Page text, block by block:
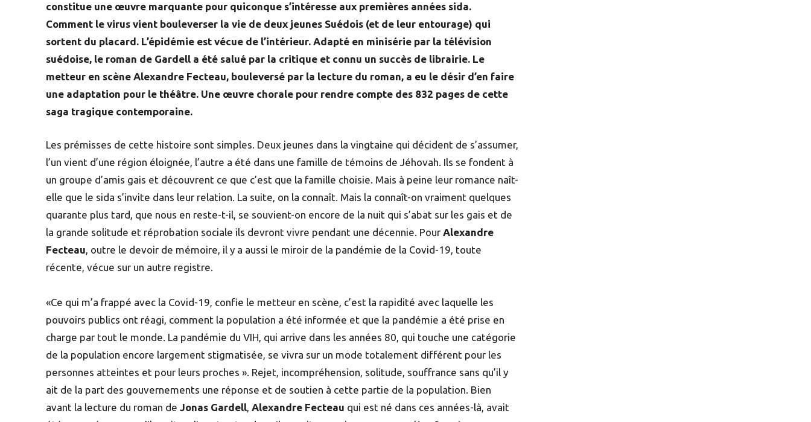
constitue une œuvre marquante pour quiconque s’intéresse aux premières années sida.
Comment le virus vient bouleverser la vie de deux jeunes Suédois (et de leur entourage) qui
sortent du placard. L’épidémie est vécue de l’intérieur. Adapté en minisérie par la télévision
suédoise, le roman de Gardell a été salué par la critique et connu un succès de librairie. Le
metteur en scène Alexandre Fecteau, bouleversé par la lecture du roman, a eu le désir d’en faire
une adaptation pour le théâtre. Une œuvre chorale pour rendre compte des 832 pages de cette
saga tragique contemporaine.
Les prémisses de cette histoire sont simples. Deux jeunes dans la vingtaine qui décident de s’assumer,
l’un vient d’une région éloignée, l’autre a été dans une famille de témoins de Jéhovah. Ils se fondent à
un groupe d’amis gais et découvrent ce que c’est que la famille choisie. Mais à peine leur romance naît-
elle que le sida s’invite dans leur relation. La suite, on la connaît. Mais la connaît-on vraiment quelques
quarante plus tard, que nous en reste-t-il, se souvient-on encore de la nuit qui s’abat sur les gais et de
la grande solitude et réprobation sociale ils devront vivre pendant une décennie. Pour Alexandre
Fecteau , outre le devoir de mémoire, il y a aussi le miroir de la pandémie de la Covid-19, toute
récente, vécue sur un autre registre.
«Ce qui m’a frappé avec la Covid-19, confie le metteur en scène, c’est la rapidité avec laquelle les
pouvoirs publics ont réagi, comment la population a été informée et que la pandémie a été prise en
charge par tout le monde. La pandémie du VIH, qui arrive dans les années 80, qui touche une catégorie
de la population encore largement stigmatisée, se vivra sur un mode totalement différent pour les
personnes atteintes et pour leurs proches ». Rejet, incompréhension, solitude, souffrance sans qu’il y
ait de la part des gouvernements une réponse et de soutien à cette partie de la population. Bien
avant la lecture du roman de Jonas Gardell Alexandre Fecteau qui est né dans ces années-là, avait